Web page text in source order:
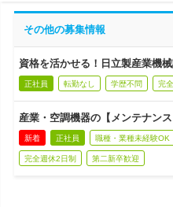
その他の募集情報
資格を活かせる！日立製産業機
正社員 転勤なし 学歴不問 完
産業・空調機器の【メンテナン
新着 正社員 職種・業種未経験OK
完全週休2日制 第二新卒歓迎